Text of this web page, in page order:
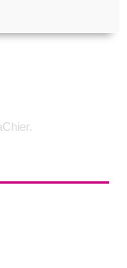
locale ?
et efficaces
.